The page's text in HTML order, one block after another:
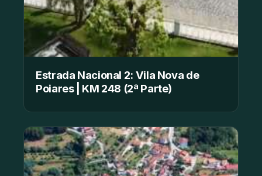
Estrada Nacional 2: Vila Nova de
Poiares | KM 248 (2ª Parte)